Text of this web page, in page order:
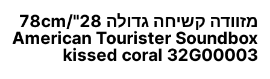
מזוודה קשיחה גדולה 78cm/"28
American Tourister Soundbox
kissed coral 32G00003